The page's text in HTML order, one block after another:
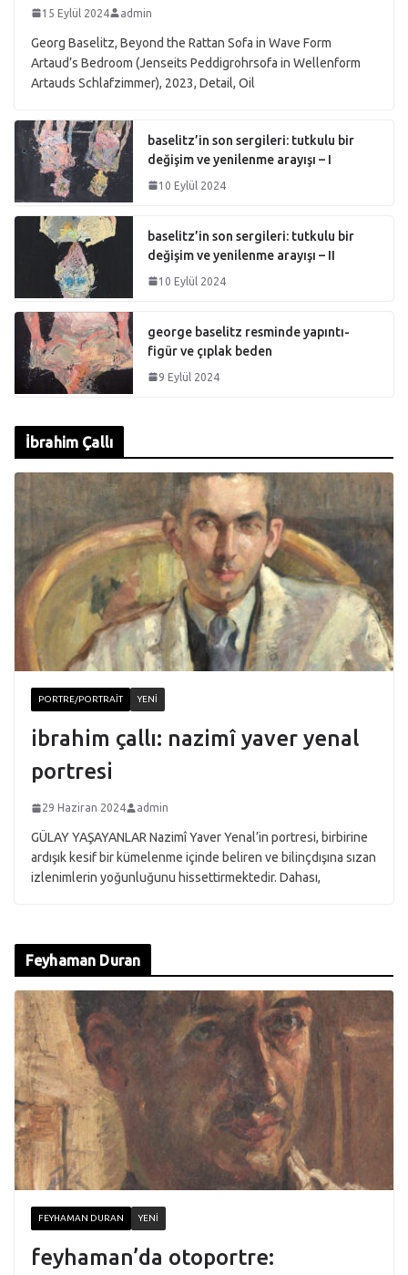
15 Eylül 2024 admin
Georg Baselitz, Beyond the Rattan Sofa in Wave Form
Artaud’s Bedroom (Jenseits Peddigrohrsofa in Wellenform
Artauds Schlafzimmer), 2023, Detail, Oil
baselitz’in son sergileri: tutkulu bir
değişim ve yenilenme arayışı – I
10 Eylül 2024
baselitz’in son sergileri: tutkulu bir
değişim ve yenilenme arayışı – II
10 Eylül 2024
george baselitz resminde yapıntı-
figür ve çıplak beden
9 Eylül 2024
İbrahim Çallı
PORTRE/PORTRAIT YENI
ibrahim çallı: nazimî yaver yenal
portresi
29 Haziran 2024 admin
GÜLAY YAŞAYANLAR Nazimî Yaver Yenal’in portresi, birbirine
ardışık kesif bir kümelenme içinde beliren ve bilinçdışına sızan
izlenimlerin yoğunluğunu hissettirmektedir. Dahası,
Feyhaman Duran
FEYHAMAN DURAN YENI
feyhaman’da otoportre: